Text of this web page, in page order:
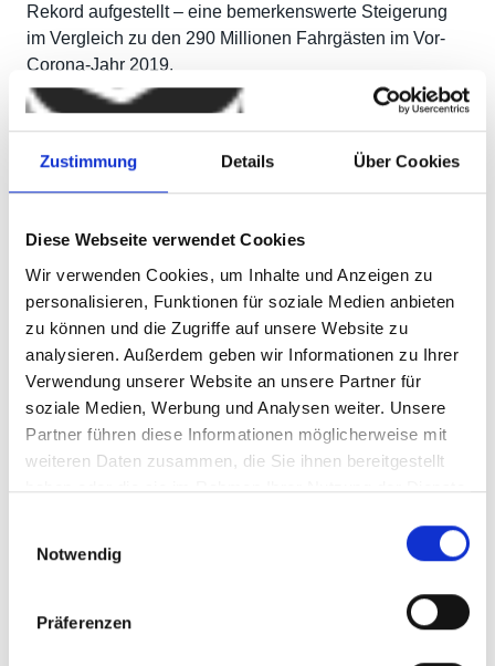
Zustimmung Details Über Cookies
Diese Webseite verwendet Cookies
Wir verwenden Cookies, um Inhalte und Anzeigen zu
personalisieren, Funktionen für soziale Medien anbieten
zu können und die Zugriffe auf unsere Website zu
analysieren. Außerdem geben wir Informationen zu Ihrer
Verwendung unserer Website an unsere Partner für
soziale Medien, Werbung und Analysen weiter. Unsere
Partner führen diese Informationen möglicherweise mit
weiteren Daten zusammen, die Sie ihnen bereitgestellt
haben oder die sie im Rahmen Ihrer Nutzung der Dienste
Notwendig
Präferenzen
Rekord aufgestellt – eine bemerkenswerte Steigerung
im Vergleich zu den 290 Millionen Fahrgästen im Vor-
Corona-Jahr 2019.
Diese positiven Entwicklungen setzen sich auch im Jahr
2024 fort. Die Busse der Hochbahn und VHH legen
weiterhin mehr Fahrkilometer zurück und befördern
täglich eine wachsende Anzahl von Passagieren. Im
Hamburg über 700.000 zusätzliche Fahrkilometer im
Vergleich zum Vorjahr.
Die stark gestiegenen Fahrgastzahlen bedeuten eine
noch höhere Reichweite für Werbebotschaften auf
Bussen. Täglich erreichen unsere Werbepartner
Millionen von potenziellen Kunden, die im Stadtgebiet
unterwegs sind. Buswerbung bietet eine
unvergleichliche Sichtbarkeit, sei es in den belebten
Innenstadtbereichen oder in den Stadtteilen.
Maximale Reichweite: Mit über
700.000 zusätzlichen Fahrkilometern
im ersten Halbjahr 2024 sind Ihre